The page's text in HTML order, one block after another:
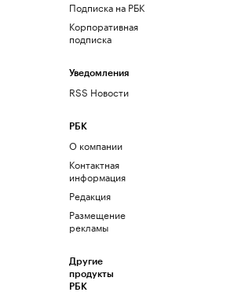
Подписка на РБК
Корпоративная
подписка
Уведомления
RSS Новости
РБК
О компании
Контактная
информация
Редакция
Размещение
рекламы
Другие
продукты
РБК